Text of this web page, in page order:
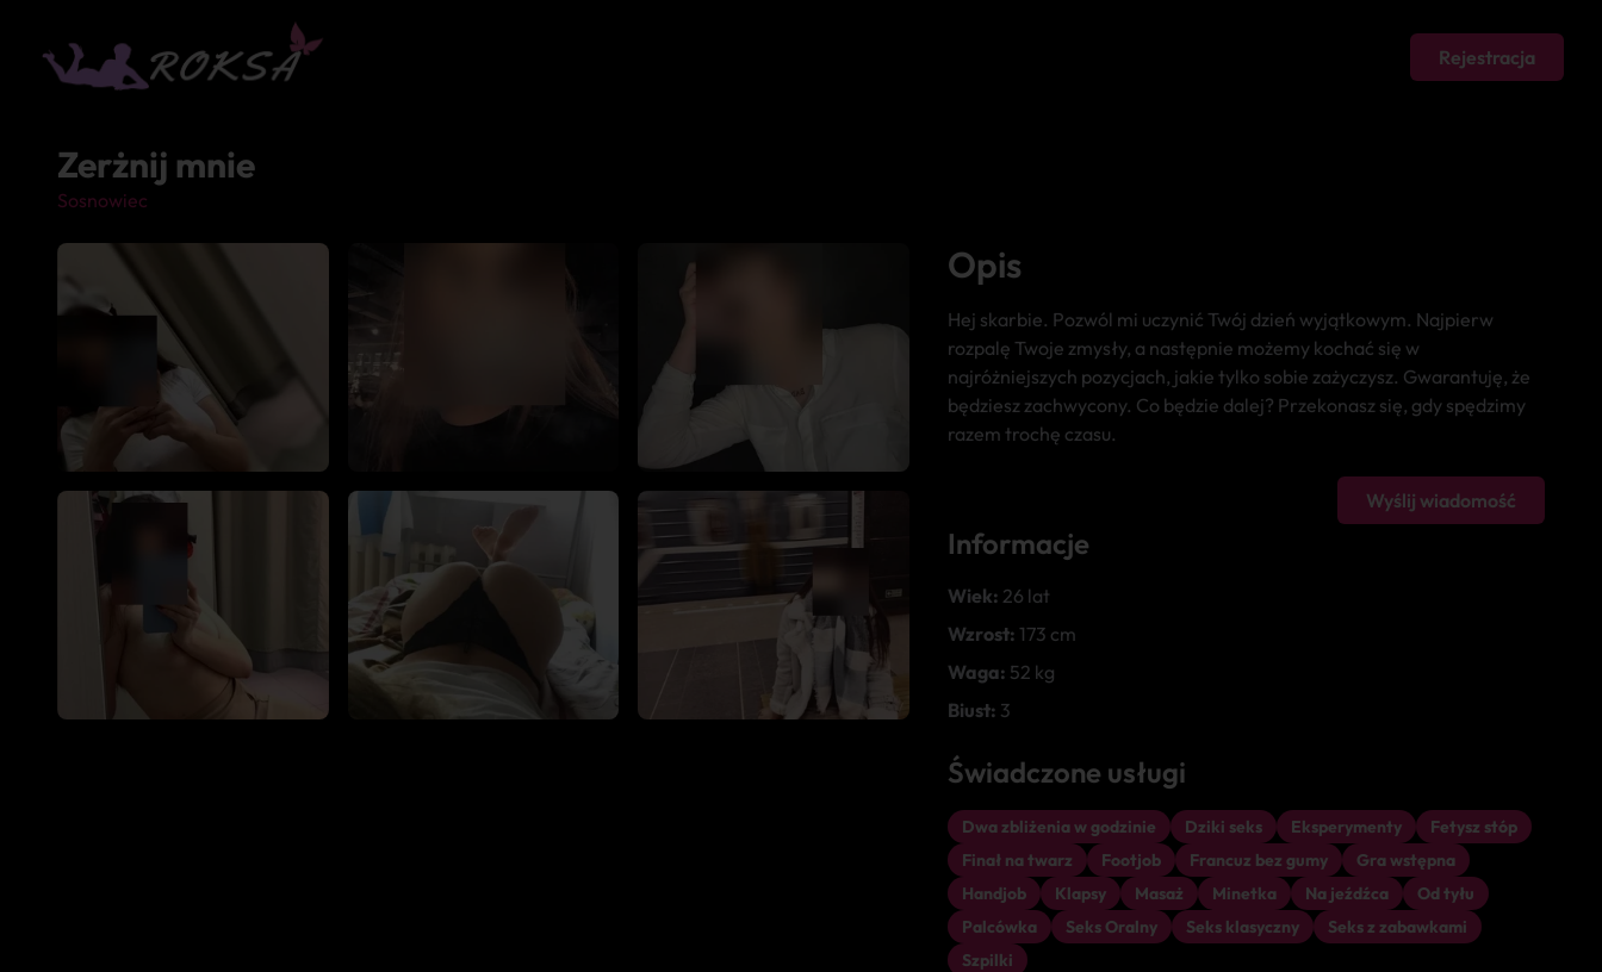
Rejestracja
Zerżnij mnie
Sosnowiec
Opis
Hej skarbie. Pozwól mi uczynić Twój dzień wyjątkowym. Najpierw
rozpalę Twoje zmysły, a następnie możemy kochać się w
najróżniejszych pozycjach, jakie tylko sobie zażyczysz. Gwarantuję, że
będziesz zachwycony. Co będzie dalej? Przekonasz się, gdy spędzimy
razem trochę czasu.
Wyślij wiadomość
Informacje
Wiek: 26 lat
Wzrost: 173 cm
Waga: 52 kg
Biust: 3
Świadczone usługi
Dwa zbliżenia w godzinie Dziki seks Eksperymenty
Fetysz stóp
Finał na twarz
Footjob Francuz bez gumy
Gra wstępna
Handjob
Klapsy Masaż Minetka Na jeźdźca
Od tyłu
Palcówka
Seks Oralny Seks klasyczny
Seks z zabawkami
Szpilki